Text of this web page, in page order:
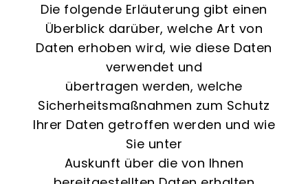
Die folgende Erläuterung gibt einen
Überblick darüber, welche Art von
Daten erhoben wird, wie diese Daten
verwendet und
übertragen werden, welche
Sicherheitsmaßnahmen zum Schutz
Ihrer Daten getroffen werden und wie
Sie unter
Auskunft über die von Ihnen